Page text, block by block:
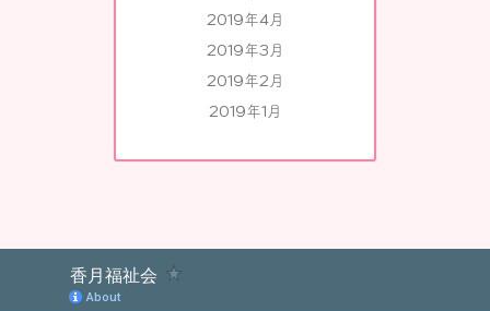
2019年4月
2019年3月
2019年2月
2019年1月